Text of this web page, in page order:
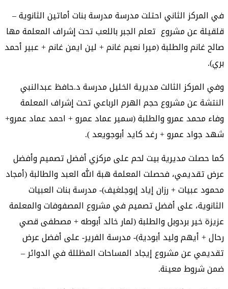
في المركز الثاني احتلت مدرسة مدرسة بنات أماتين الثانوية –
قلقيلة عن مشروع تعلم الجبر باللعب تحت إشراف المعلمة مها
صالح غانم والطلبة (ميرا نعيم غانم + لين ايمن غانم + عبير أحمد
بري).
وفي المركز الثالث مديرية الخليل مدرسة د.حافظ عبدالنبي
النتشة عن مشروع حجم الهرم الرباعي تحت إشراف المعلمة
وفاء محمد عمرو والطلبة (سمير عماد عمرو + احمد عماد عمرو+
شهد جواد عمرو + رغد كايد أبوجويعد ).
كما حصلت مديرية بيت لحم على مركزي أفضل تصميم وأفضل
عرض تقديمي، فحصلت المعلمة هبة الله العبد والطالبة (أمجاد
محمود عبيات + رزان إياد إبوجلغيف)- مدرسة بنات العبيات
الثانوية، على أفضل تصميم في مشروع المصفوفات والمعلمة
عزيزة خير بردوبل والطلبة (لمار خالد أبوطه + مصطفى قصي
رحال + أيهم وليد أبودية)- مدرسة الفرير- على أفضل عرض
تقديمي عن مشروع إيجاد المساحات المظللة في الدوائر –
ضمن شروط معينة.